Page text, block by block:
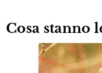
Cosa stanno